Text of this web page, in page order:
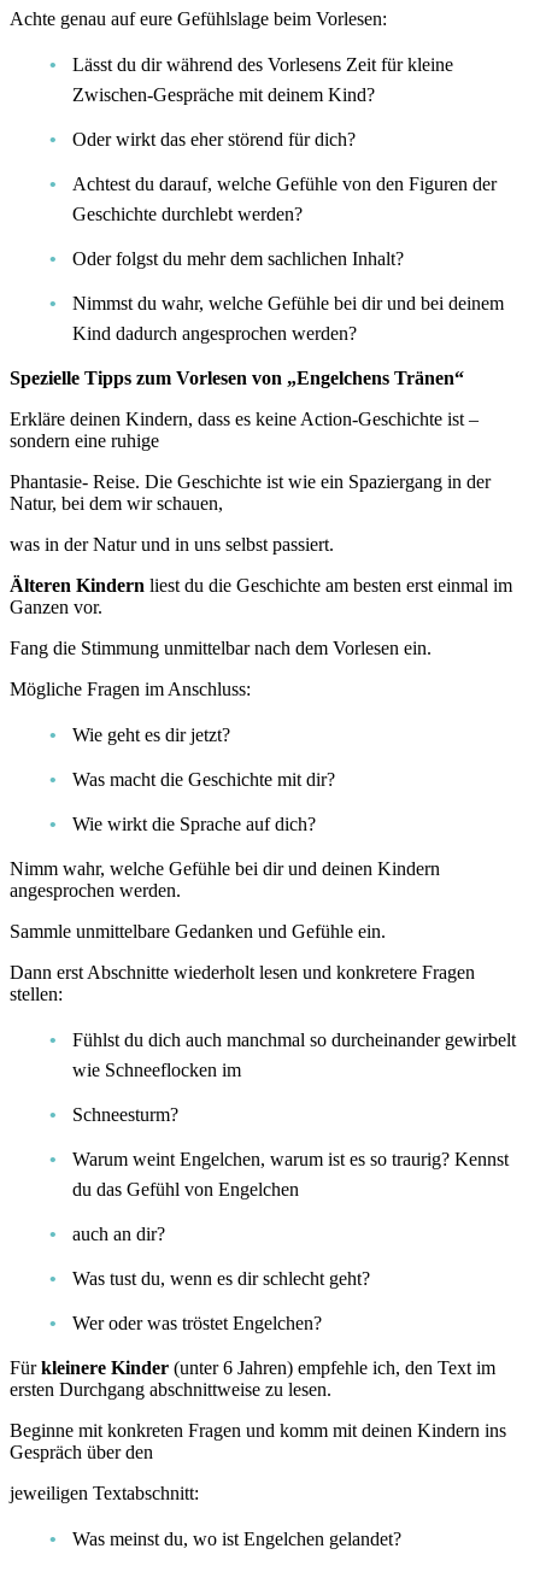
Achte genau auf eure Gefühlslage beim Vorlesen:
Lässt du dir während des Vorlesens Zeit für kleine
Zwischen-Gespräche mit deinem Kind?
Oder wirkt das eher störend für dich?
Achtest du darauf, welche Gefühle von den Figuren der
Geschichte durchlebt werden?
Oder folgst du mehr dem sachlichen Inhalt?
Nimmst du wahr, welche Gefühle bei dir und bei deinem
Kind dadurch angesprochen werden?
Spezielle Tipps zum Vorlesen von „Engelchens Tränen“
Erkläre deinen Kindern, dass es keine Action-Geschichte ist –
sondern eine ruhige
Phantasie- Reise. Die Geschichte ist wie ein Spaziergang in der
Natur, bei dem wir schauen,
was in der Natur und in uns selbst passiert.
Älteren Kindern liest du die Geschichte am besten erst einmal im
Ganzen vor.
Fang die Stimmung unmittelbar nach dem Vorlesen ein.
Mögliche Fragen im Anschluss:
Wie geht es dir jetzt?
Was macht die Geschichte mit dir?
Wie wirkt die Sprache auf dich?
Nimm wahr, welche Gefühle bei dir und deinen Kindern
angesprochen werden.
Sammle unmittelbare Gedanken und Gefühle ein.
Dann erst Abschnitte wiederholt lesen und konkretere Fragen
stellen:
Fühlst du dich auch manchmal so durcheinander gewirbelt
wie Schneeflocken im
Schneesturm?
Warum weint Engelchen, warum ist es so traurig? Kennst
du das Gefühl von Engelchen
auch an dir?
Was tust du, wenn es dir schlecht geht?
Wer oder was tröstet Engelchen?
Fürkleinere Kinder (unter 6 Jahren) empfehle ich, den Text im
ersten Durchgang abschnittweise zu lesen.
Beginne mit konkreten Fragen und komm mit deinen Kindern ins
Gespräch über den
jeweiligen Textabschnitt:
Was meinst du, wo ist Engelchen gelandet?